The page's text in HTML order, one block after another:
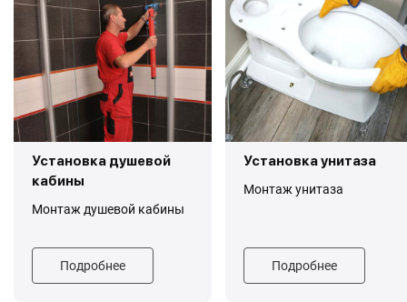
Установка душевой
кабины
Монтаж душевой кабины
Подробнее
Установка унитаза
Монтаж унитаза
Подробнее